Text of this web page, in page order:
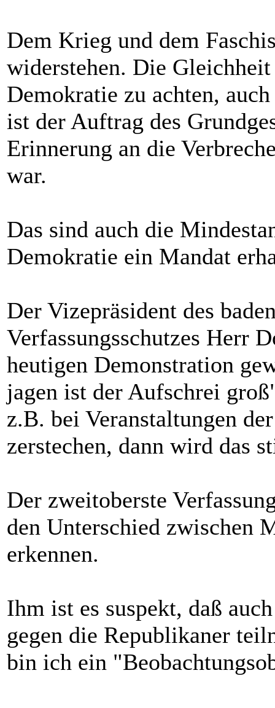
Dem Krieg und dem
widerstehen. Die
Demokratie zu achten,
ist der Auftrag des
Erinnerung an die
war.
Das sind auch die
Demokratie ein Mandat
Der Vizepräsident des
Verfassungsschutzes Herr
heutigen Demonstration
jagen ist der Aufschrei
z.B. bei Veranstaltungen
zerstechen, dann wird das
Der zweitoberste
den Unterschied zwischen
erkennen.
Ihm ist es suspekt, daß
gegen die Republikaner
bin ich ein